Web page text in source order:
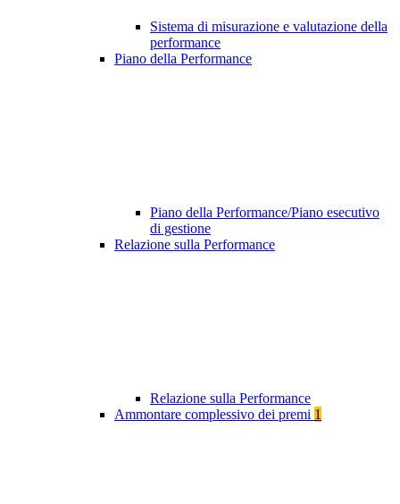
Sistema di misurazione e valutazione della
performance
Piano della Performance
Piano della Performance/Piano esecutivo
di gestione
Relazione sulla Performance
Relazione sulla Performance
Ammontare complessivo dei premi 1